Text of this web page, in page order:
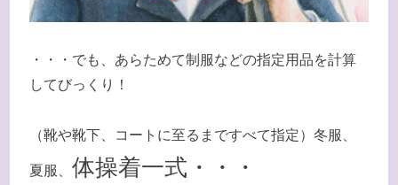
・・・でも、あらためて制服などの指定用品を計算
してびっくり！
（靴や靴下、コートに至るまですべて指定）冬服、
夏服、 体操着一式・・・